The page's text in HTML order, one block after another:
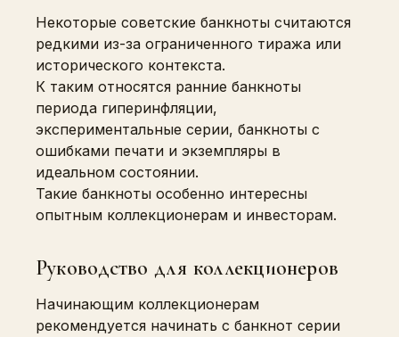
Некоторые советские банкноты считаются
редкими из-за ограниченного тиража или
исторического контекста.
К таким относятся ранние банкноты
периода гиперинфляции,
экспериментальные серии, банкноты с
ошибками печати и экземпляры в
идеальном состоянии.
Такие банкноты особенно интересны
опытным коллекционерам и инвесторам.
Руководство для коллекционеров
Начинающим коллекционерам
рекомендуется начинать с банкнот серии